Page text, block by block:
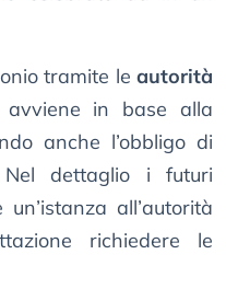
tramite le autorità
in base alla
anche l’obbligo di
Nel dettaglio i futuri
all’autorità
richiedere le